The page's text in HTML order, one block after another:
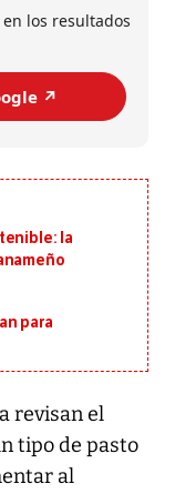
los resultados
↗️
la
para
revisan el
tipo de pasto
al